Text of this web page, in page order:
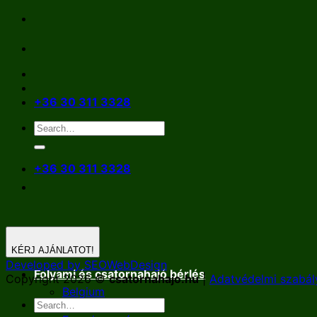
Skip
content
+36 30 311 3328
+36 30 311 3328
Folyami és csatornahajó bérlés
Belgium
Németország
KÉRJ AJÁNLATOT!
Developed by SEOWebDesign
Copyright 2026 ©csatornahajo.hu| Adatvédelmi